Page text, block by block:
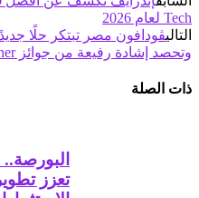
Tech لعام 2026
التالي
وتحصد إشادة رفيعة من جوائز Gartner العالمية
ذات الصلة
تعزز